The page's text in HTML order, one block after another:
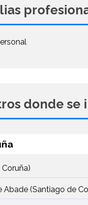
donde se
Abade (Santiago de